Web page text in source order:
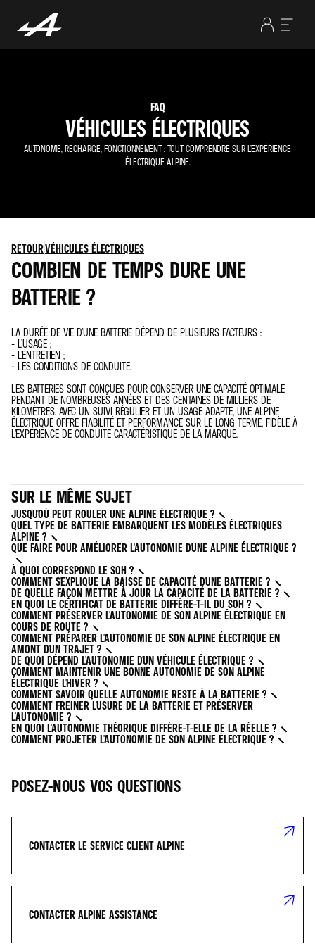
FAQ
VÉHICULES ÉLECTRIQUES
AUTONOMIE, RECHARGE, FONCTIONNEMENT : TOUT COMPRENDRE SUR L’EXPÉRIENCE
ÉLECTRIQUE ALPINE.
RETOURVÉHICULES ÉLECTRIQUES
COMBIEN DE TEMPS DURE UNE
BATTERIE ?
LA DURÉE DE VIE D’UNE BATTERIE DÉPEND DE PLUSIEURS FACTEURS :
- L’USAGE ;
- L’ENTRETIEN ;
- LES CONDITIONS DE CONDUITE.
LES BATTERIES SONT CONÇUES POUR CONSERVER UNE CAPACITÉ OPTIMALE
PENDANT DE NOMBREUSES ANNÉES ET DES CENTAINES DE MILLIERS DE
KILOMÈTRES. AVEC UN SUIVI RÉGULIER ET UN USAGE ADAPTÉ, UNE ALPINE
ÉLECTRIQUE OFFRE FIABILITÉ ET PERFORMANCE SUR LE LONG TERME, FIDÈLE À
L’EXPÉRIENCE DE CONDUITE CARACTÉRISTIQUE DE LA MARQUE.
SUR LE MÊME SUJET
JUSQU'OÙ PEUT ROULER UNE ALPINE ÉLECTRIQUE ?
QUEL TYPE DE BATTERIE EMBARQUENT LES MODÈLES ÉLECTRIQUES
ALPINE ?
QUE FAIRE POUR AMÉLIORER L'AUTONOMIE D'UNE ALPINE ÉLECTRIQUE ?
À QUOI CORRESPOND LE SOH ?
COMMENT S'EXPLIQUE LA BAISSE DE CAPACITÉ D'UNE BATTERIE ?
DE QUELLE FAÇON METTRE À JOUR LA CAPACITÉ DE LA BATTERIE ?
EN QUOI LE CERTIFICAT DE BATTERIE DIFFÈRE-T-IL DU SOH ?
COMMENT PRÉSERVER L'AUTONOMIE DE SON ALPINE ÉLECTRIQUE EN
COURS DE ROUTE ?
COMMENT PRÉPARER L'AUTONOMIE DE SON ALPINE ÉLECTRIQUE EN
AMONT D'UN TRAJET ?
DE QUOI DÉPEND L'AUTONOMIE D'UN VÉHICULE ÉLECTRIQUE ?
COMMENT MAINTENIR UNE BONNE AUTONOMIE DE SON ALPINE
ÉLECTRIQUE L'HIVER ?
COMMENT SAVOIR QUELLE AUTONOMIE RESTE À LA BATTERIE ?
COMMENT FREINER L'USURE DE LA BATTERIE ET PRÉSERVER
L'AUTONOMIE ?
EN QUOI L'AUTONOMIE THÉORIQUE DIFFÈRE-T-ELLE DE LA RÉELLE ?
COMMENT PROJETER L'AUTONOMIE DE SON ALPINE ÉLECTRIQUE ?
POSEZ-NOUS VOS QUESTIONS
CONTACTER LE SERVICE CLIENT ALPINE
CONTACTER ALPINE ASSISTANCE